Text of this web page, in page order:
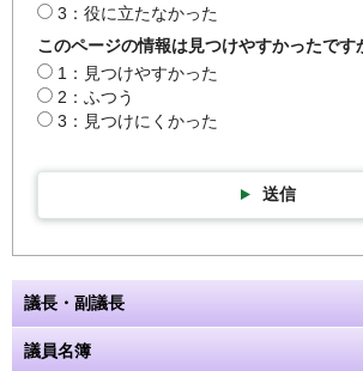
3：役に立たなかった
このページの情報は見つけやすかったです
1：見つけやすかった
2：ふつう
3：見つけにくかった
送信
議長・副議長
議員名簿